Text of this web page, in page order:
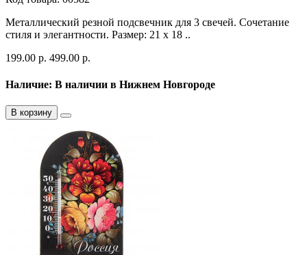
Металлический резной подсвечник для 3 свечей. Сочетание
стиля и элегантности. Размер: 21 х 18 ..
199.00 р. 499.00 р.
Наличие: В наличии в Нижнем Новгороде
В корзину